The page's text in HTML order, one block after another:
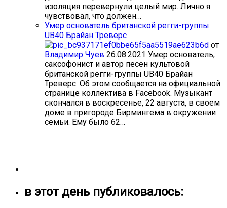
изоляция перевернули целый мир. Лично я
чувствовал, что должен…
Умер основатель британской регги-группы
UB40 Брайан Треверс
от
Владимир Чуев 26.08.2021 Умер основатель,
саксофонист и автор песен культовой
британской регги-группы UB40 Брайан
Треверс. Об этом сообщается на официальной
странице коллектива в Facebook. Музыкант
скончался в воскресенье, 22 августа, в своем
доме в пригороде Бирмингема в окружении
семьи. Ему было 62…
в этот день публиковалось: